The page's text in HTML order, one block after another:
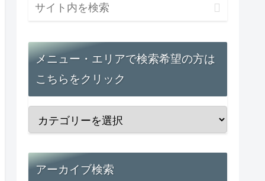
メニュー・エリアで検索希望の方は
こちらをクリック
アーカイブ検索